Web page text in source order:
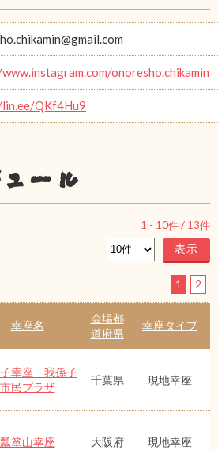
onoresho.chikamin
QKf4Hu9
ール
1 - 10件 / 13件
1 2
幸座名
会場都
道府県
幸座タイプ
幸座 我孫子
市民プラザ
千葉県 現地幸座
瓢箪山幸座 大阪府 現地幸座